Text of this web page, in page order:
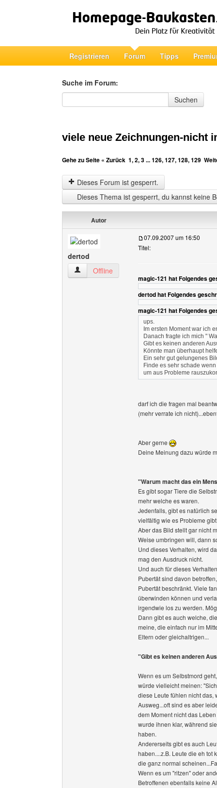
Registrieren Forum Tipps
Suche im Forum:
Suche im Forum
Suchen
viele neue Zeichnungen-nicht
Gehe zu Seite « Zurück 1,2,3...126,127,128,129
Dieses Forum ist gesperrt.
Dieses Thema ist gesperrt, du kannst keine
Autor
dertod
dertod Benutzer-Profile anzeigen
Offline
07.09.2007 um 16:50
Titel:
magic-121 hat Folgendes
dertod hat Folgendes
magic-121 hat Folgendes
ups.
Im ersten Moment war ich
Danach fragte ich mich "
Gibt es keinen anderen
Könnte man überhaupt
Ein sehr gut gelungenes
Finde es sehr schade
um aus Probleme
darf ich die fragen mal
(mehr verrate ich
Aber gerne
Deine Meinung dazu würde
"Warum macht das ein
Es gibt sogar Tiere die
mehr welche es waren.
Jedenfalls, gibt es natürlich
vielfältig wie es Probleme
Aber das Bild stellt gar nicht
Weise umbringen will, dann
Und dieses Verhalten, wird
mag den Ausdruck nicht.
Und auch für dieses
Pubertät sind davon
Pubertät beschränkt. Viele
überwinden können und
irgendwie los zu werden.
Dann gibt es auch welche,
meine, die einfach nur im
Eltern oder gleichaltrigen...
"Gibt es keinen anderen
Wenn es um Selbstmord
würde vielleicht meinen:
diese Leute fühlen nicht das,
Ausweg...oft sind es aber
dem Moment nicht das
wurde ihnen klar, während
haben.
Andererseits gibt es auch
haben....z.B. Leute die eh tot
die ganz normal
Wenn es um "ritzen" oder
Betroffenen ebenfalls keine